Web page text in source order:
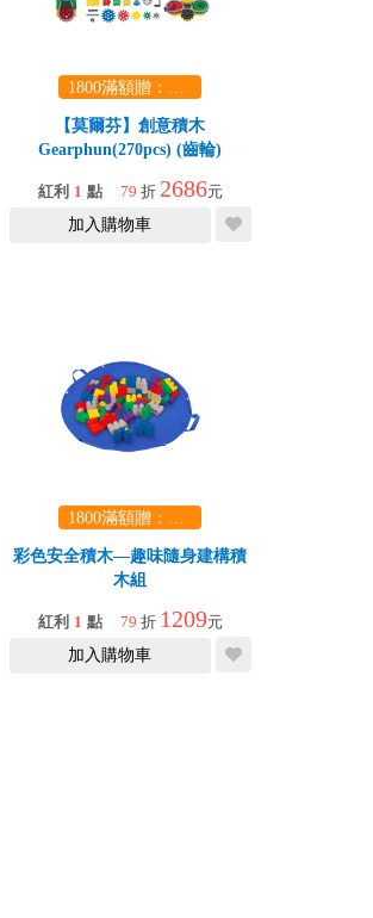
1800滿額贈：口袋玩具一份（隨機出貨） (summer read)
【莫爾芬】創意積木
Gearphun(270pcs) (齒輪)
紅利 1 點 79 折 2686元
加入購物車
1800滿額贈：口袋玩具一份（隨機出貨） (summer read)
彩色安全積木—趣味隨身建構積
木組
紅利 1 點 79 折 1209元
加入購物車